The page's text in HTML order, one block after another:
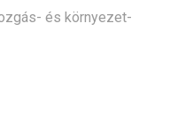
és környezet-